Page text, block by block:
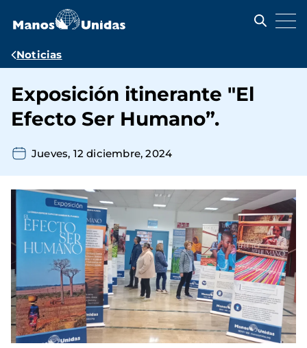
contenido
Ruta
navegación
Noticias
Exposición itinerante "El
Efecto Ser Humano”.
Jueves, 12 diciembre, 2024